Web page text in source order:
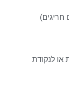
לנקודת